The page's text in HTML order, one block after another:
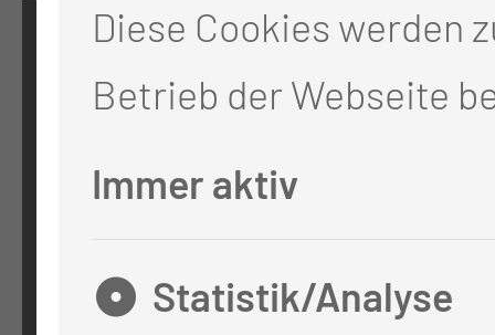
KONTAKT
info@mul-ct.de
Diese Cookies werden
Betrieb der Webseite
Immer aktiv
Statistik/Analyse